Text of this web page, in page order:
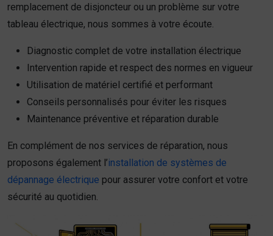
remplacement de disjoncteur ou un problème sur votre
tableau électrique, nous sommes à votre écoute.
Diagnostic complet de votre installation électrique
Intervention rapide et respect des normes en vigueur
Utilisation de matériel certifié et performant
Conseils personnalisés pour éviter les risques
Maintenance préventive et réparation durable
En complément de nos services de réparation, nous
proposons également l’installation de systèmes de
dépannage électrique pour assurer votre confort et votre
sécurité au quotidien.